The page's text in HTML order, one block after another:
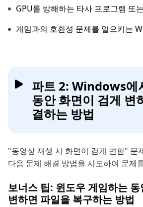
GPU를 방해하는 타사 프로그램 또
게임과의 호환성 문제를 일으키는
파트 2: Windows에
동안 화면이 검게 변
결하는 방법
"동영상 재생 시 화면이 검게 변함" 문
다음 문제 해결 방법을 시도하여 문제
보너스 팁: 윈도우 게임하는
변하면 파일을 복구하는 방법